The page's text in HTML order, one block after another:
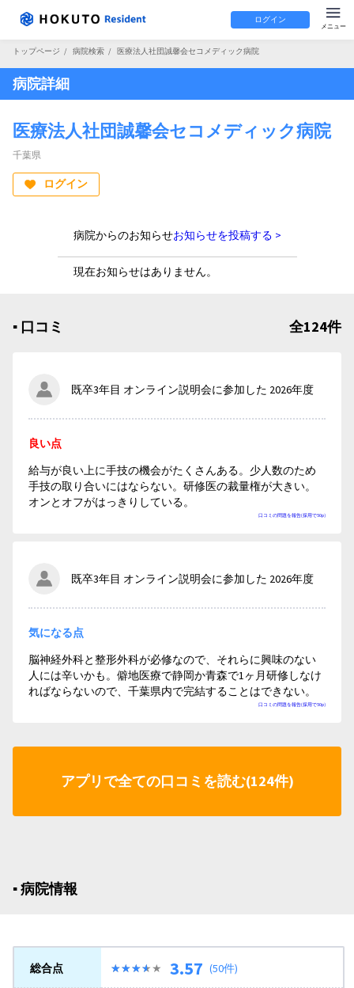
ログイン
トップページ / 病院検索 / 医療法人社団誠馨会セコメディック病院
病院詳細
医療法人社団誠馨会セコメディック病院
千葉県
ログイン
病院からのお知らせお知らせを投稿する >
現在お知らせはありません。
▪︎ 口コミ 全124件
既卒3年目 オンライン説明会に参加した 2026年度
口コミの問題を報告(採用で50p)
良い点
給与が良い上に手技の機会がたくさんある。少人数のため
手技の取り合いにはならない。研修医の裁量権が大きい。
オンとオフがはっきりしている。
既卒3年目 オンライン説明会に参加した 2026年度
口コミの問題を報告(採用で50p)
気になる点
脳神経外科と整形外科が必修なので、それらに興味のない
人には辛いかも。僻地医療で静岡か青森で1ヶ月研修しなけ
ればならないので、千葉県内で完結することはできない。
アプリで全ての口コミを読む(124件)
▪︎ 病院情報
総合点 ★★★★★
★★★★★ 3.57 (50件)